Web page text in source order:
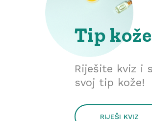
Tip kože
Riješite kviz i
svoj tip kože!
RIJEŠI KVIZ